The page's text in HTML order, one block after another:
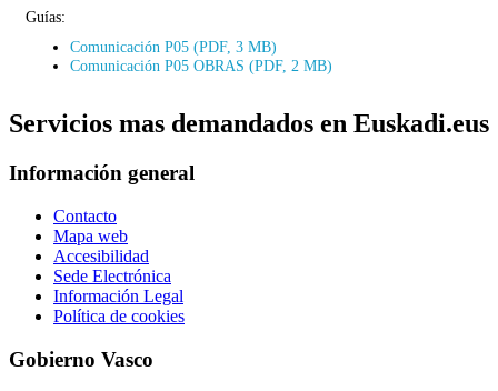
Guías:
Comunicación P05 (PDF, 3 MB)
Comunicación P05 OBRAS (PDF, 2 MB)
Servicios mas demandados en Euskadi.eus
Información general
Contacto
Mapa web
Accesibilidad
Sede Electrónica
Información Legal
Política de cookies
Gobierno Vasco